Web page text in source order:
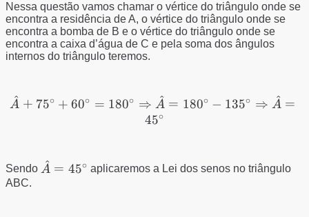
Nessa questão vamos chamar o vértice do triângulo onde se
encontra a residência de A, o vértice do triângulo onde se
encontra a bomba de B e o vértice do triângulo onde se
encontra a caixa d’água de C e pela soma dos ângulos
internos do triângulo teremos.
\hat{A}+75^{\circ}+60^{\circ}=180^{\circ}
\Rightarrow
A
^ + 75∘ + 60∘ = 180∘ ⇒ A
^ = 180∘ − 135∘ ⇒ A
^ =
45∘
Sendo \hat{A}=45^{\circ}
A
^ = 45∘ aplicaremos a Lei dos senos no triângulo
ABC.